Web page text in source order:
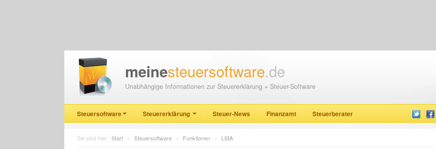
meinesteuersoftware.de
Unabhängige Informationen zur Steuererklärung + Steuer-Software
Steuersoftware Steuererklärung Steuer-News Finanzamt Steuerberater
Sie sind hier: Start » Steuersoftware » Funktionen » LStA